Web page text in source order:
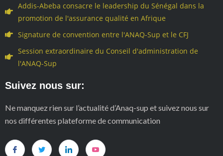
Addis-Abeba consacre le leadership du Sénégal dans la
promotion de l'assurance qualité en Afrique
Signature de convention entre l'ANAQ-Sup et le CFJ
Session extraordinaire du Conseil d'administration de
l'ANAQ-Sup
Suivez nous sur:
Ne manquez rien sur l’actualité d’Anaq-sup et suivez nous sur
nos différentes plateforme de communication